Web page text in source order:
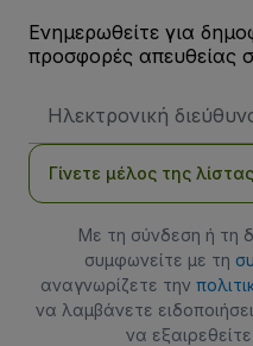
Ενημερωθείτε για
προσφορές απευθείας
Email
Γίνετε μέλος της λίστας
Με τη σύνδεση ή τη
συμφωνείτε με τη
αναγνωρίζετε την
να λαμβάνετε
να